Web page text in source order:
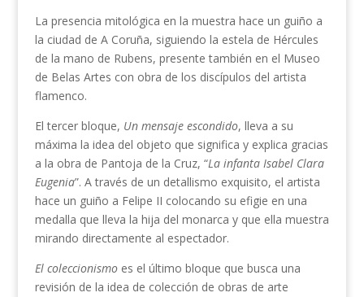
La presencia mitológica en la muestra hace un guiño a
la ciudad de A Coruña, siguiendo la estela de Hércules
de la mano de Rubens, presente también en el Museo
de Belas Artes con obra de los discípulos del artista
flamenco.
El tercer bloque, Un mensaje escondido, lleva a su
máxima la idea del objeto que significa y explica gracias
a la obra de Pantoja de la Cruz, “La infanta Isabel Clara
Eugenia”. A través de un detallismo exquisito, el artista
hace un guiño a Felipe II colocando su efigie en una
medalla que lleva la hija del monarca y que ella muestra
mirando directamente al espectador.
El coleccionismoes el último bloque que busca una
revisión de la idea de colección de obras de arte